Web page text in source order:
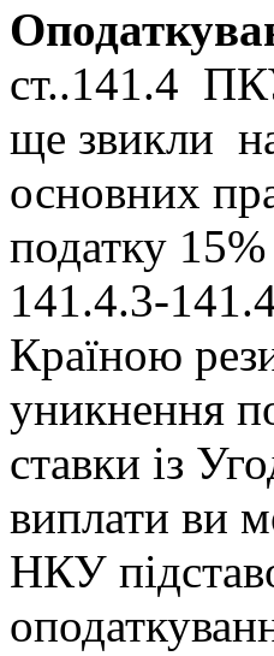
ст..141.4
ще звикли
основних
податку
141.4.3-
Країною
уникнення
ставки із
виплати ви
НКУ